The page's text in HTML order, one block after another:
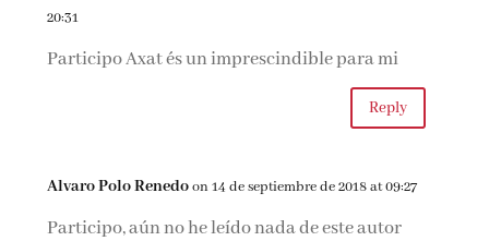
20:31
Participo Axat és un imprescindible para mi
Reply
Alvaro Polo Renedoon 14 de septiembre de 2018 at 09:27
Participo, aún no he leído nada de este autor